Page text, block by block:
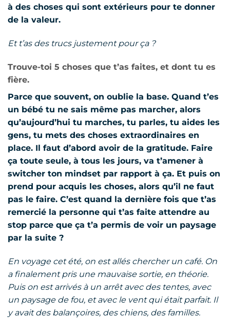
à des choses qui sont extérieurs pour te donner
de la valeur.
Et t’as des trucs justement pour ça ?
Trouve-toi 5 choses que t’as faites, et dont tu es
fière.
Parce que souvent, on oublie la base. Quand t’es
un bébé tu ne sais même pas marcher, alors
qu’aujourd’hui tu marches, tu parles, tu aides les
gens, tu mets des choses extraordinaires en
place. Il faut d’abord avoir de la gratitude. Faire
ça toute seule, à tous les jours, va t’amener à
switcher ton mindset par rapport à ça. Et puis on
prend pour acquis les choses, alors qu’il ne faut
pas le faire. C’est quand la dernière fois que t’as
remercié la personne qui t’as faite attendre au
stop parce que ça t’a permis de voir un paysage
par la suite ?
En voyage cet été, on est allés chercher un café. On
a finalement pris une mauvaise sortie, en théorie.
Puis on est arrivés à un arrêt avec des tentes, avec
un paysage de fou, et avec le vent qui était parfait. Il
y avait des balançoires, des chiens, des familles.